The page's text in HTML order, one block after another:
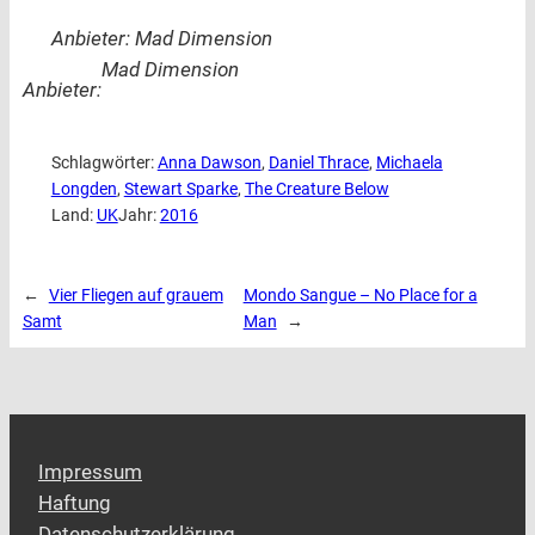
Anbieter: Mad Dimension
Anbieter:
Mad Dimension
Schlagwörter:Anna Dawson, Daniel Thrace, Michaela
Longden, Stewart Sparke, The Creature Below
Land: UKJahr:2016
←
Vier Fliegen auf grauem
Samt
Mondo Sangue – No Place for a
Man
→
Impressum
Haftung